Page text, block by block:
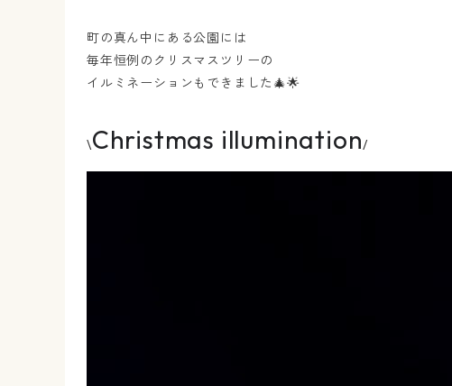
町の真ん中にある公園には
毎年恒例のクリスマスツリーの
イルミネーションもできました🎄🌟
\Christmas illumination/